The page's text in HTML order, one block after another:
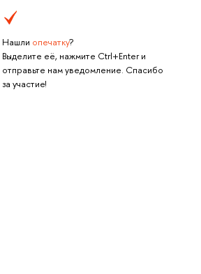
Нашли опечатку?
Выделите её, нажмите Ctrl+Enter и
отправьте нам уведомление. Спасибо
за участие!